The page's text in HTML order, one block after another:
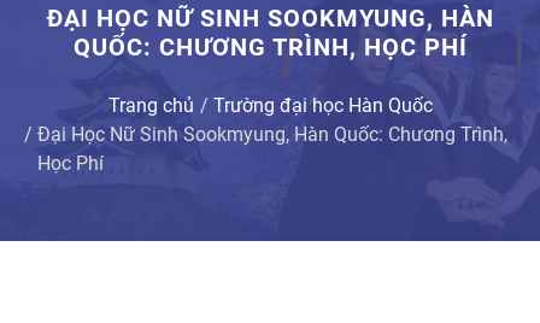
ĐẠI HỌC NỮ SINH SOOKMYUNG, HÀN
QUỐC: CHƯƠNG TRÌNH, HỌC PHÍ
Trang chủ
Trường đại học Hàn Quốc
Đại Học Nữ Sinh Sookmyung, Hàn Quốc: Chương Trình,
Học Phí